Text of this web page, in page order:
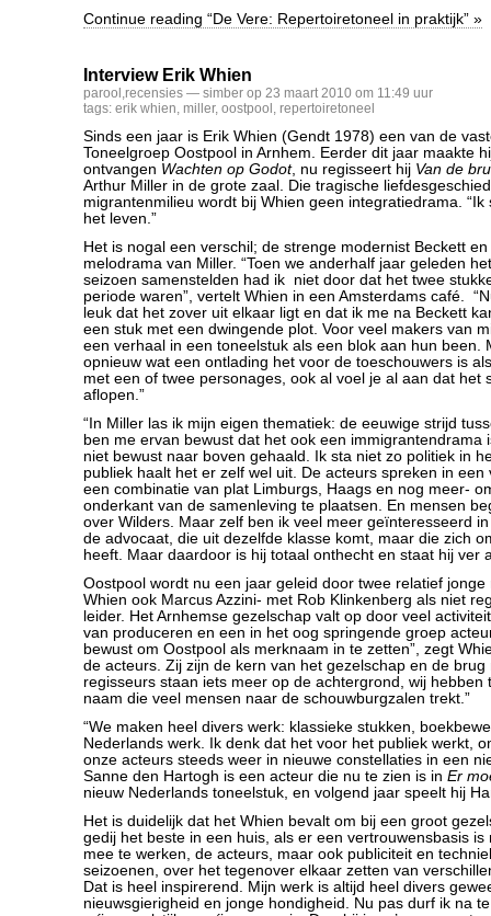
Continue reading “De Vere: Repertoiretoneel in praktijk” »
Interview Erik Whien
parool ,recensies — simber op 23 maart 2010 om 11:49 uur
tags: erik whien, miller, oostpool , repertoiretoneel
Sinds een jaar is Erik Whien (Gendt 1978) een van de
Toneelgroep Oostpool in Arnhem. Eerder dit jaar maakte
ontvangen Wachten op Godot, nu regisseert hij Van de
Arthur Miller in de grote zaal. Die tragische
migrantenmilieu wordt bij Whien geen integratiedrama. “Ik
het leven.”
Het is nogal een verschil; de strenge modernist Beckett
melodrama van Miller. “Toen we anderhalf jaar geleden
seizoen samenstelden had ik niet door dat het twee
periode waren”, vertelt Whien in een Amsterdams café.
leuk dat het zover uit elkaar ligt en dat ik me na Beckett
een stuk met een dwingende plot. Voor veel makers van
een verhaal in een toneelstuk als een blok aan hun been.
opnieuw wat een ontlading het voor de toeschouwers is
met een of twee personages, ook al voel je al aan dat het
aflopen.”
“In Miller las ik mijn eigen thematiek: de eeuwige strijd
ben me ervan bewust dat het ook een immigrantendrama
niet bewust naar boven gehaald. Ik sta niet zo politiek in
publiek haalt het er zelf wel uit. De acteurs spreken in een
een combinatie van plat Limburgs, Haags en nog meer-
onderkant van de samenleving te plaatsen. En mensen
over Wilders. Maar zelf ben ik veel meer geïnteresseerd
de advocaat, die uit dezelfde klasse komt, maar die zich
heeft. Maar daardoor is hij totaal onthecht en staat hij ver
Oostpool wordt nu een jaar geleid door twee relatief jonge
Whien ook Marcus Azzini- met Rob Klinkenberg als niet
leider. Het Arnhemse gezelschap valt op door veel
van produceren en een in het oog springende groep
bewust om Oostpool als merknaam in te zetten”, zegt
de acteurs. Zij zijn de kern van het gezelschap en de
regisseurs staan iets meer op de achtergrond, wij hebben
naam die veel mensen naar de schouwburgzalen trekt.”
“We maken heel divers werk: klassieke stukken,
Nederlands werk. Ik denk dat het voor het publiek werkt,
onze acteurs steeds weer in nieuwe constellaties in een
Sanne den Hartogh is een acteur die nu te zien is in Er
nieuw Nederlands toneelstuk, en volgend jaar speelt hij
Het is duidelijk dat het Whien bevalt om bij een groot
gedij het beste in een huis, als er een vertrouwensbasis is
mee te werken, de acteurs, maar ook publiciteit en
seizoenen, over het tegenover elkaar zetten van
Dat is heel inspirerend. Mijn werk is altijd heel divers
nieuwsgierigheid en jonge hondigheid. Nu pas durf ik na